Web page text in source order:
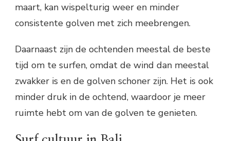
maart, kan wispelturig weer en minder
consistente golven met zich meebrengen.
Daarnaast zijn de ochtenden meestal de beste
tijd om te surfen, omdat de wind dan meestal
zwakker is en de golven schoner zijn. Het is ook
minder druk in de ochtend, waardoor je meer
ruimte hebt om van de golven te genieten.